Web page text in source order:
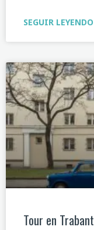
SEGUIR
Tour en